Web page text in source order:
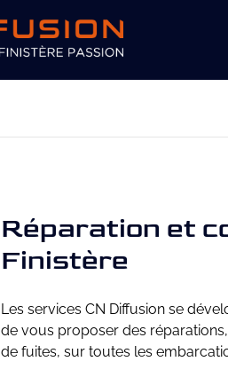
Réparation et
Finistère
Les services CN Diffusion se
de vous proposer des
de fuites, sur toutes les